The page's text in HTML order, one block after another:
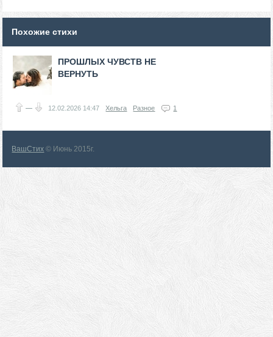
Похожие стихи
ПРОШЛЫХ ЧУВСТВ НЕ
ВЕРНУТЬ
— 12.02.2026 14:47 Хельга Разное 1
ВашСтих © Июнь 2015г.